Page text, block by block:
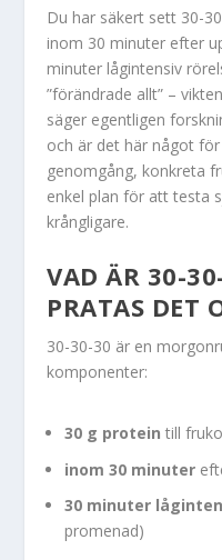
Du har säkert sett 30-
inom 30 minuter efter
minuter lågintensiv
”förändrade allt” –
säger egentligen
och är det här något
genomgång, konkreta
enkel plan för att testa
krångligare.
VAD ÄR 30-
PRATAS DET
30-30-30 är en
komponenter:
30 g protein till
inom 30 minuter
30 minuter
promenad)